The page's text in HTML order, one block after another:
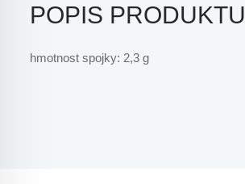
POPIS PRODUKTU
hmotnost spojky: 2,3 g